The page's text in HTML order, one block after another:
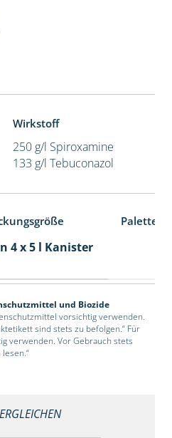
Wirkstoff
250 g/l Spiroxamine
133 g/l Tebuconazol
4 x 5 l Kanister
und Biozide
vorsichtig verwenden.
sind stets zu befolgen.“ Für
verwenden. Vor Gebrauch stets